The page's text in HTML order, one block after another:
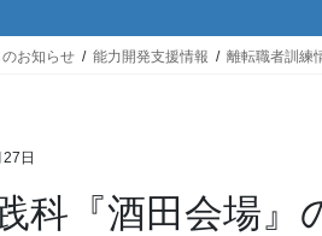
お知らせ 能力開発支援情報 離転職者訓練
日
科『酒田会場』